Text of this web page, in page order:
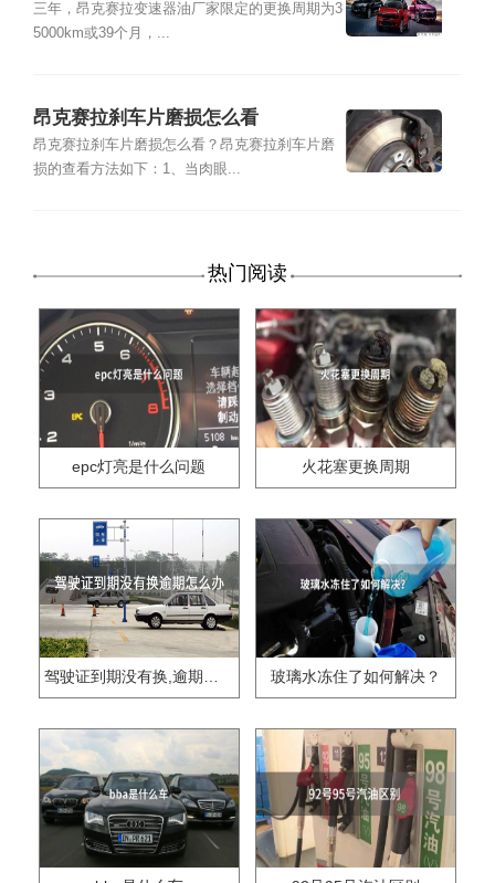
三年，昂克赛拉变速器油厂家限定的更换周期为3
5000km或39个月，...
昂克赛拉刹车片磨损怎么看
昂克赛拉刹车片磨损怎么看？昂克赛拉刹车片磨
损的查看方法如下：1、当肉眼...
热门阅读
epc灯亮是什么问题 火花塞更换周期
驾驶证到期没有换,逾期怎么办?? 玻璃水冻住了如何解决？